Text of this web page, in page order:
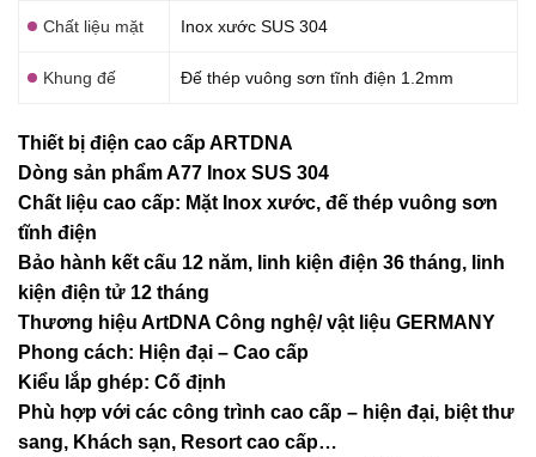
Chất liệu mặt Inox xước SUS 304
Khung đế Đế thép vuông sơn tĩnh điện 1.2mm
Thiết bị điện cao cấp ARTDNA
Dòng sản phẩm A77 Inox SUS 304
Chất liệu cao cấp: Mặt Inox xước, đế thép vuông sơn
tĩnh điện
Bảo hành kết cấu 12 năm, linh kiện điện 36 tháng, linh
kiện điện tử 12 tháng
Thương hiệu ArtDNA Công nghệ/ vật liệu GERMANY
Phong cách: Hiện đại – Cao cấp
Kiểu lắp ghép: Cố định
Phù hợp với các công trình cao cấp – hiện đại, biệt thư
sang, Khách sạn, Resort cao cấp…